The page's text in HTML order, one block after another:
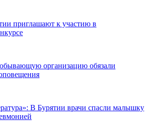
приглашают к участию в
организацию обязали
В Бурятии врачи спасли малышку